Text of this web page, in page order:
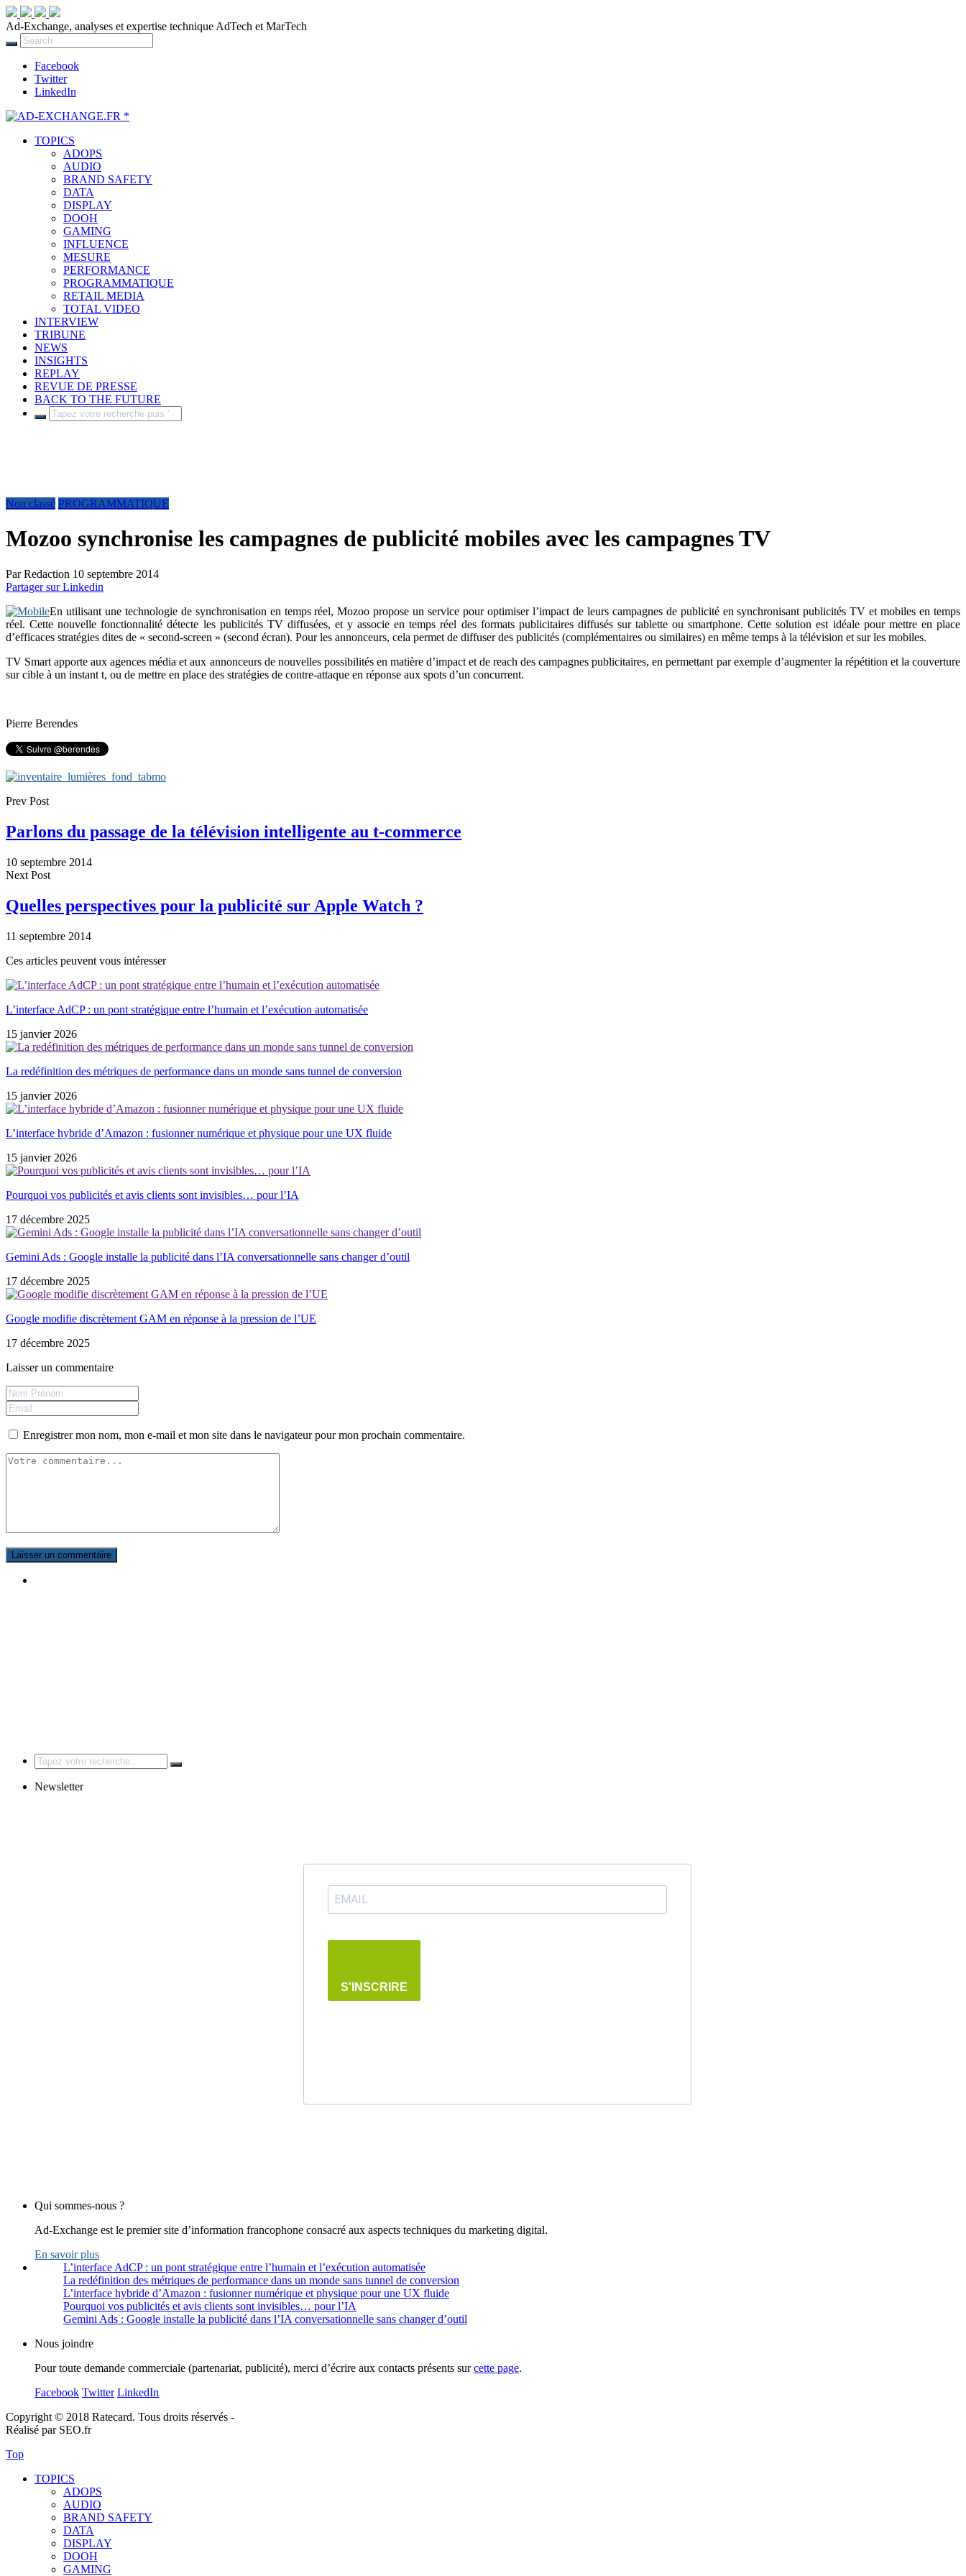
Ad-Exchange, analyses et expertise technique AdTech et MarTech
Facebook
Twitter
LinkedIn
TOPICS
ADOPS
AUDIO
BRAND SAFETY
DATA
DISPLAY
DOOH
GAMING
INFLUENCE
MESURE
PERFORMANCE
PROGRAMMATIQUE
RETAIL MEDIA
TOTAL VIDEO
INTERVIEW
TRIBUNE
NEWS
INSIGHTS
REPLAY
REVUE DE PRESSE
BACK TO THE FUTURE
Non classé PROGRAMMATIQUE
Mozoo synchronise les campagnes de publicité mobiles avec les campagnes TV
ParRedaction 10 septembre 2014
Partager sur Linkedin
En utilisant une technologie de synchronisation en temps réel, Mozoo propose un service pour optimiser l’impact de leurs campagnes de publicité en synchronisant publicités TV et mobiles en temps
réel. Cette nouvelle fonctionnalité détecte les publicités TV diffusées, et y associe en temps réel des formats publicitaires diffusés sur tablette ou smartphone. Cette solution est idéale pour mettre en place
d’efficaces stratégies dites de « second-screen » (second écran). Pour les annonceurs, cela permet de diffuser des publicités (complémentaires ou similaires) en même temps à la télévision et sur les mobiles.
TV Smart apporte aux agences média et aux annonceurs de nouvelles possibilités en matière d’impact et de reach des campagnes publicitaires, en permettant par exemple d’augmenter la répétition et la couverture
sur cible à un instant t, ou de mettre en place des stratégies de contre-attaque en réponse aux spots d’un concurrent.
Pierre Berendes
Prev Post
Parlons du passage de la télévision intelligente au t-commerce
10 septembre 2014
Next Post
Quelles perspectives pour la publicité sur Apple Watch ?
11 septembre 2014
Ces articles peuvent vous intéresser
L’interface AdCP : un pont stratégique entre l’humain et l’exécution automatisée
15 janvier 2026
La redéfinition des métriques de performance dans un monde sans tunnel de conversion
15 janvier 2026
L’interface hybride d’Amazon : fusionner numérique et physique pour une UX fluide
15 janvier 2026
Pourquoi vos publicités et avis clients sont invisibles… pour l’IA
17 décembre 2025
Gemini Ads : Google installe la publicité dans l’IA conversationnelle sans changer d’outil
17 décembre 2025
Google modifie discrètement GAM en réponse à la pression de l’UE
17 décembre 2025
Laisser un commentaire
Enregistrer mon nom, mon e-mail et mon site dans le navigateur pour mon prochain commentaire.
Search
for:
Newsletter
S'INSCRIRE
Qui sommes-nous ?
Ad-Exchange est le premier site d’information francophone consacré aux aspects techniques du marketing digital.
En savoir plus
L’interface AdCP : un pont stratégique entre l’humain et l’exécution automatisée
La redéfinition des métriques de performance dans un monde sans tunnel de conversion
L’interface hybride d’Amazon : fusionner numérique et physique pour une UX fluide
Pourquoi vos publicités et avis clients sont invisibles… pour l’IA
Gemini Ads : Google installe la publicité dans l’IA conversationnelle sans changer d’outil
Nous joindre
Pour toute demande commerciale (partenariat, publicité), merci d’écrire aux contacts présents surcette page.
Facebook Twitter LinkedIn
Copyright © 2018 Ratecard. Tous droits réservés -
Réalisé par SEO.fr
Top
TOPICS
ADOPS
AUDIO
BRAND SAFETY
DATA
DISPLAY
DOOH
GAMING